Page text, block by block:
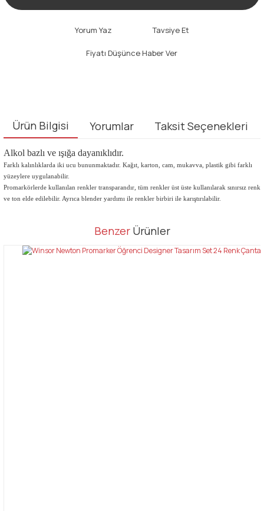
Yorum Yaz Tavsiye Et
Fiyatı Düşünce Haber Ver
Ürün Bilgisi Yorumlar Taksit Seçenekleri
Alkol bazlı ve ışığa dayanıklıdır.
Farklı kalınlıklarda iki ucu bununmaktadır. Kağıt, karton, cam, mukavva, plastik gibi farklı
yüzeylere uygulanabilir.
Promarkörlerde kullanılan renkler transparandır, tüm renkler üst üste kullanılarak sınırsız renk
ve ton elde edilebilir. Ayrıca blender yardımı ile renkler birbiri ile karıştırılabilir.
Bu ürüne ilk yorumu siz yapın!
Bu ürünün fiyat bilgisi, resim, ürün açıklamalarında ve diğer
tarafımıza iletebilirsiniz.
Benzer Ürünler